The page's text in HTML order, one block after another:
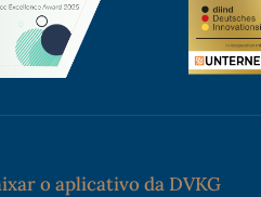
o aplicativo da DVKG